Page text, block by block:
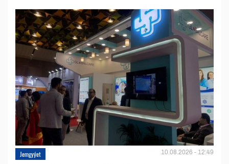
Jemgyýet 10.08.2026 - 12:49